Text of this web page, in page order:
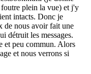
plein la vue) et j'y
intacts. Donc je
de nous avoir fait une
détruit les messages.
et peu commun. Alors
et nous verrons si